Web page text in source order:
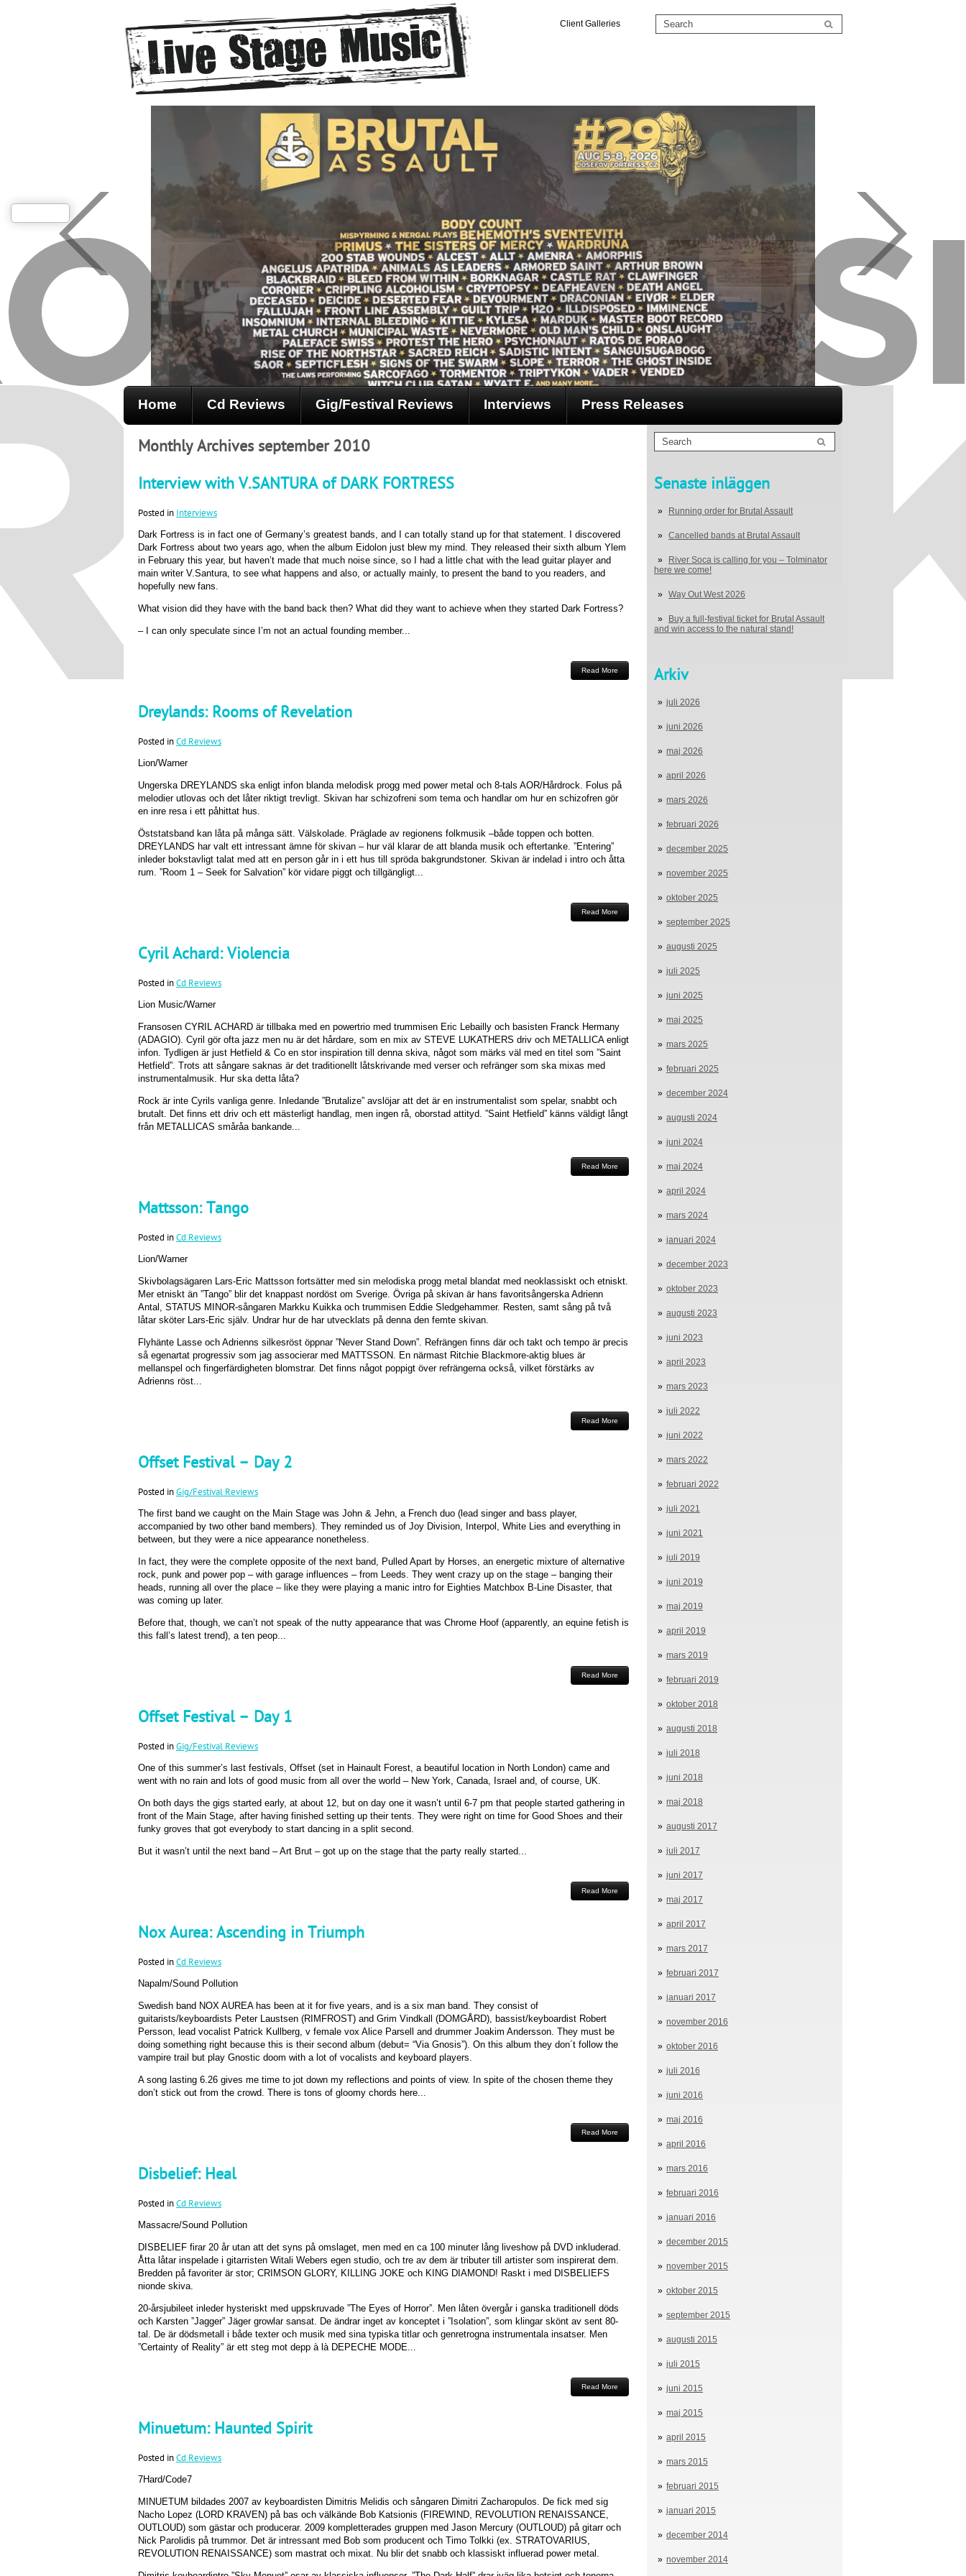
Client Galleries
Home Cd Reviews Gig/Festival Reviews Interviews Press Releases
Senaste inläggen
Running order for Brutal Assault
Cancelled bands at Brutal Assault
River Soca is calling for you – Tolminator
here we come!
Way Out West 2026
Buy a full-festival ticket for Brutal Assault
and win access to the natural stand!
Arkiv
juli 2026
juni 2026
maj 2026
april 2026
mars 2026
februari 2026
december 2025
november 2025
oktober 2025
september 2025
augusti 2025
juli 2025
juni 2025
maj 2025
mars 2025
februari 2025
december 2024
augusti 2024
juni 2024
maj 2024
april 2024
mars 2024
januari 2024
december 2023
oktober 2023
augusti 2023
juni 2023
april 2023
mars 2023
juli 2022
juni 2022
mars 2022
februari 2022
juli 2021
juni 2021
juli 2019
juni 2019
maj 2019
april 2019
mars 2019
februari 2019
oktober 2018
augusti 2018
juli 2018
juni 2018
maj 2018
augusti 2017
juli 2017
juni 2017
maj 2017
april 2017
mars 2017
februari 2017
januari 2017
november 2016
oktober 2016
juli 2016
juni 2016
maj 2016
april 2016
mars 2016
februari 2016
januari 2016
december 2015
november 2015
oktober 2015
september 2015
augusti 2015
juli 2015
juni 2015
maj 2015
april 2015
mars 2015
februari 2015
januari 2015
december 2014
november 2014
Monthly Archives september 2010
Interview with V.SANTURA of DARK FORTRESS
Posted in Interviews
Dark Fortress is in fact one of Germany’s greatest bands, and I can totally stand up for that statement. I discovered
Dark Fortress about two years ago, when the album Eidolon just blew my mind. They released their sixth album Ylem
in February this year, but haven’t made that much noise since, so I had a little chat with the lead guitar player and
main writer V.Santura, to see what happens and also, or actually mainly, to present the band to you readers, and
hopefully new fans.
What vision did they have with the band back then? What did they want to achieve when they started Dark Fortress?
– I can only speculate since I’m not an actual founding member...
Read More
Dreylands: Rooms of Revelation
Posted inCd Reviews
Lion/Warner
Ungerska DREYLANDS ska enligt infon blanda melodisk progg med power metal och 8-tals AOR/Hårdrock. Folus på
melodier utlovas och det låter riktigt trevligt. Skivan har schizofreni som tema och handlar om hur en schizofren gör
en inre resa i ett påhittat hus.
Öststatsband kan låta på många sätt. Välskolade. Präglade av regionens folkmusik –både toppen och botten.
DREYLANDS har valt ett intressant ämne för skivan – hur väl klarar de att blanda musik och eftertanke. ”Entering”
inleder bokstavligt talat med att en person går in i ett hus till spröda bakgrundstoner. Skivan är indelad i intro och åtta
rum. ”Room 1 – Seek for Salvation” kör vidare piggt och tillgängligt...
Read More
Cyril Achard: Violencia
Posted inCd Reviews
Lion Music/Warner
Fransosen CYRIL ACHARD är tillbaka med en powertrio med trummisen Eric Lebailly och basisten Franck Hermany
(ADAGIO). Cyril gör ofta jazz men nu är det hårdare, som en mix av STEVE LUKATHERS driv och METALLICA enligt
infon. Tydligen är just Hetfield & Co en stor inspiration till denna skiva, något som märks väl med en titel som ”Saint
Hetfield”. Trots att sångare saknas är det traditionellt låtskrivande med verser och refränger som ska mixas med
instrumentalmusik. Hur ska detta låta?
Rock är inte Cyrils vanliga genre. Inledande ”Brutalize” avslöjar att det är en instrumentalist som spelar, snabbt och
brutalt. Det finns ett driv och ett mästerligt handlag, men ingen rå, oborstad attityd. ”Saint Hetfield” känns väldigt långt
från METALLICAS småråa bankande...
Read More
Mattsson: Tango
Posted inCd Reviews
Lion/Warner
Skivbolagsägaren Lars-Eric Mattsson fortsätter med sin melodiska progg metal blandat med neoklassiskt och etniskt.
Mer etniskt än ”Tango” blir det knappast nordöst om Sverige. Övriga på skivan är hans favoritsångerska Adrienn
Antal, STATUS MINOR-sångaren Markku Kuikka och trummisen Eddie Sledgehammer. Resten, samt sång på två
låtar sköter Lars-Eric själv. Undrar hur de har utvecklats på denna den femte skivan.
Flyhänte Lasse och Adrienns silkesröst öppnar ”Never Stand Down”. Refrängen finns där och takt och tempo är precis
så egenartat progressiv som jag associerar med MATTSSON. En närmast Ritchie Blackmore-aktig blues är
mellanspel och fingerfärdigheten blomstrar. Det finns något poppigt över refrängerna också, vilket förstärks av
Adrienns röst...
Read More
Offset Festival – Day 2
Posted inGig/Festival Reviews
The first band we caught on the Main Stage was John & Jehn, a French duo (lead singer and bass player,
accompanied by two other band members). They reminded us of Joy Division, Interpol, White Lies and everything in
between, but they were a nice appearance nonetheless.
In fact, they were the complete opposite of the next band, Pulled Apart by Horses, an energetic mixture of alternative
rock, punk and power pop – with garage influences – from Leeds. They went crazy up on the stage – banging their
heads, running all over the place – like they were playing a manic intro for Eighties Matchbox B-Line Disaster, that
was coming up later.
Before that, though, we can’t not speak of the nutty appearance that was Chrome Hoof (apparently, an equine fetish is
this fall’s latest trend), a ten peop...
Read More
Offset Festival – Day 1
Posted inGig/Festival Reviews
One of this summer’s last festivals, Offset (set in Hainault Forest, a beautiful location in North London) came and
went with no rain and lots of good music from all over the world – New York, Canada, Israel and, of course, UK.
On both days the gigs started early, at about 12, but on day one it wasn’t until 6-7 pm that people started gathering in
front of the Main Stage, after having finished setting up their tents. They were right on time for Good Shoes and their
funky groves that got everybody to start dancing in a split second.
But it wasn’t until the next band – Art Brut – got up on the stage that the party really started...
Read More
Nox Aurea: Ascending in Triumph
Posted inCd Reviews
Napalm/Sound Pollution
Swedish band NOX AUREA has been at it for five years, and is a six man band. They consist of
guitarists/keyboardists Peter Laustsen (RIMFROST) and Grim Vindkall (DOMGÅRD), bassist/keyboardist Robert
Persson, lead vocalist Patrick Kullberg, v female vox Alice Parsell and drummer Joakim Andersson. They must be
doing something right because this is their second album (debut= “Via Gnosis”). On this album they don´t follow the
vampire trail but play Gnostic doom with a lot of vocalists and keyboard players.
A song lasting 6.26 gives me time to jot down my reflections and points of view. In spite of the chosen theme they
don’t stick out from the crowd. There is tons of gloomy chords here...
Read More
Disbelief: Heal
Posted inCd Reviews
Massacre/Sound Pollution
DISBELIEF firar 20 år utan att det syns på omslaget, men med en ca 100 minuter lång liveshow på DVD inkluderad.
Åtta låtar inspelade i gitarristen Witali Webers egen studio, och tre av dem är tributer till artister som inspirerat dem.
Bredden på favoriter är stor; CRIMSON GLORY, KILLING JOKE och KING DIAMOND! Raskt i med DISBELIEFS
nionde skiva.
20-årsjubileet inleder hysteriskt med uppskruvade ”The Eyes of Horror”. Men låten övergår i ganska traditionell döds
och Karsten ”Jagger” Jäger growlar sansat. De ändrar inget av konceptet i ”Isolation”, som klingar skönt av sent 80-
tal. De är dödsmetall i både texter och musik med sina typiska titlar och genretrogna instrumentala insatser. Men
”Certainty of Reality” är ett steg mot depp à là DEPECHE MODE...
Read More
Minuetum: Haunted Spirit
Posted inCd Reviews
7Hard/Code7
MINUETUM bildades 2007 av keyboardisten Dimitris Melidis och sångaren Dimitri Zacharopulos. De fick med sig
Nacho Lopez (LORD KRAVEN) på bas och välkände Bob Katsionis (FIREWIND, REVOLUTION RENAISSANCE,
OUTLOUD) som gästar och producerar. 2009 kompletterades gruppen med Jason Mercury (OUTLOUD) på gitarr och
Nick Parolidis på trummor. Det är intressant med Bob som producent och Timo Tolkki (ex. STRATOVARIUS,
REVOLUTION RENAISSANCE) som mastrat och mixat. Nu blir det snabb och klassiskt influerad power metal.